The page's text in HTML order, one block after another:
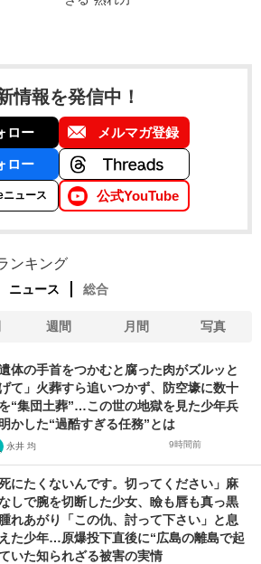
情報を発信中！
ロー メルマガ登録
ロー
ニュース 公式YouTube
ンキング
ニュース 総合
週間 月間 写真
遺体の手首をつかむと腐った肉がズルッと
て」火葬すら追いつかず、防空壕に数十
“集団土葬”…この世の地獄を見た少年兵
かした“過酷すぎる任務”とは
永井 均 9時間前
死にたくないんです。切ってください」麻
しで腕を切断した少女、瞼も唇も真っ黒
れあがり「この仇、討って下さい」と息
た少年…原爆投下直後に“広島の離島で起
いた知られざる被害の実情